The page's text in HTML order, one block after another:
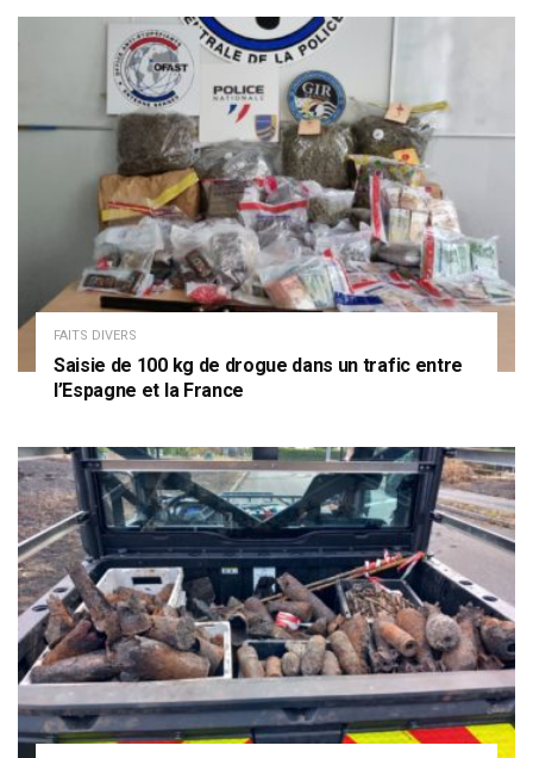
FAITS DIVERS
Saisie de 100 kg de drogue dans un trafic entre
l’Espagne et la France